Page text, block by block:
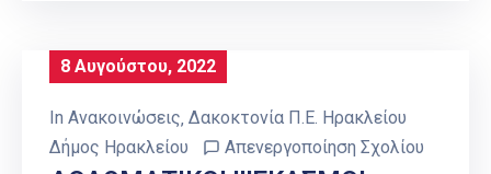
8 Αυγούστου, 2022
In Ανακοινώσεις Δακοκτονία Π.Ε. Ηρακλείου
Δήμος Ηρακλείου
Απενεργοποίηση Σχολίου